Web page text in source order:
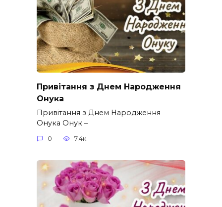
Привітання з Днем Народження
Онука
Привітання з Днем Народження
Онука Онук –
0 7.4к.